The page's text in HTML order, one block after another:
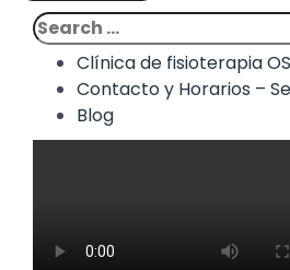
Clínica de fisioterapia
Contacto y Horarios –
Blog